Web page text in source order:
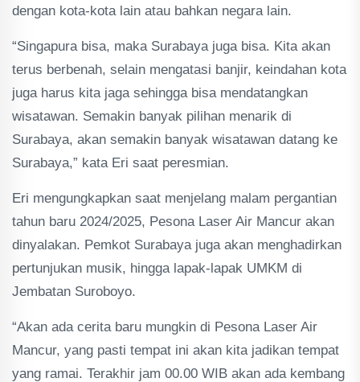
dengan kota-kota lain atau bahkan negara lain.
“Singapura bisa, maka Surabaya juga bisa. Kita akan
terus berbenah, selain mengatasi banjir, keindahan kota
juga harus kita jaga sehingga bisa mendatangkan
wisatawan. Semakin banyak pilihan menarik di
Surabaya, akan semakin banyak wisatawan datang ke
Surabaya,” kata Eri saat peresmian.
Eri mengungkapkan saat menjelang malam pergantian
tahun baru 2024/2025, Pesona Laser Air Mancur akan
dinyalakan. Pemkot Surabaya juga akan menghadirkan
pertunjukan musik, hingga lapak-lapak UMKM di
Jembatan Suroboyo.
“Akan ada cerita baru mungkin di Pesona Laser Air
Mancur, yang pasti tempat ini akan kita jadikan tempat
yang ramai. Terakhir jam 00.00 WIB akan ada kembang